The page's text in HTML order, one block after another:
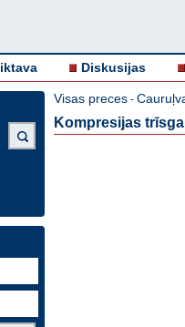
Diskusijas
Visas preces -
Kompresijas